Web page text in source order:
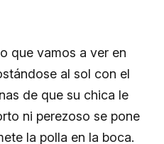
que vamos a ver en
al sol con el
de que su chica le
ni perezoso se pone
la polla en la boca.